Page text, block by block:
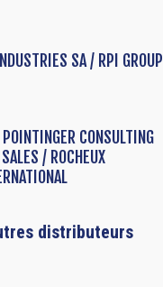
SA / RPI GROUP
POINTINGER CONSULTING
/ ROCHEUX
distributeurs